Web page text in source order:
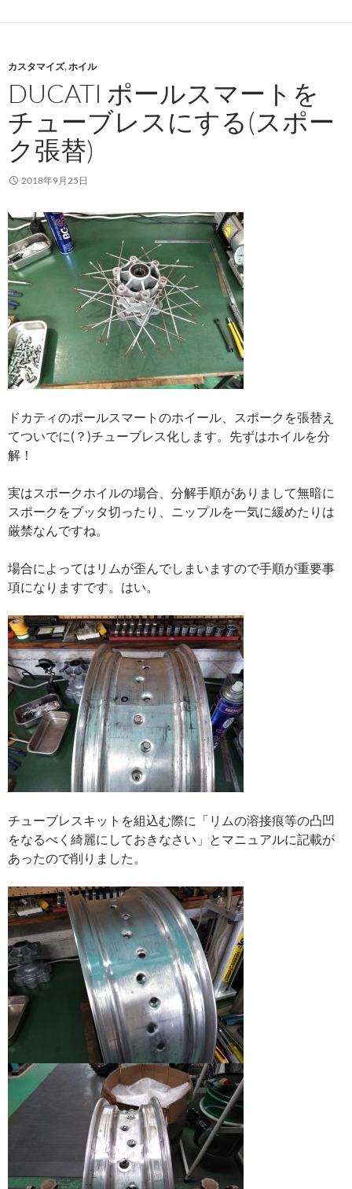
カスタマイズ,ホイル
DUCATI ポールスマートを
チューブレスにする(スポー
ク張替)
2018年9月25日
ドカティのポールスマートのホイール、スポークを張替え
てついでに(？)チューブレス化します。先ずはホイルを分
解！
実はスポークホイルの場合、分解手順がありまして無暗に
スポークをブッタ切ったり、ニップルを一気に緩めたりは
厳禁なんですね。
場合によってはリムが歪んでしまいますので手順が重要事
項になりますです。はい。
チューブレスキットを組込む際に「リムの溶接痕等の凸凹
をなるべく綺麗にしておきなさい」とマニュアルに記載が
あったので削りました。